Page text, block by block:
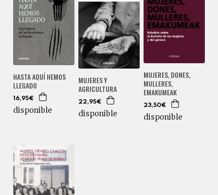
HASTA AQUÍ HEMOS
LLEGADO
16,95€
disponible
MUJERES Y
AGRICULTURA
22,95€
disponible
MUJERES, DONES,
MULLERES,
EMAKUMEAK
23,50€
disponible